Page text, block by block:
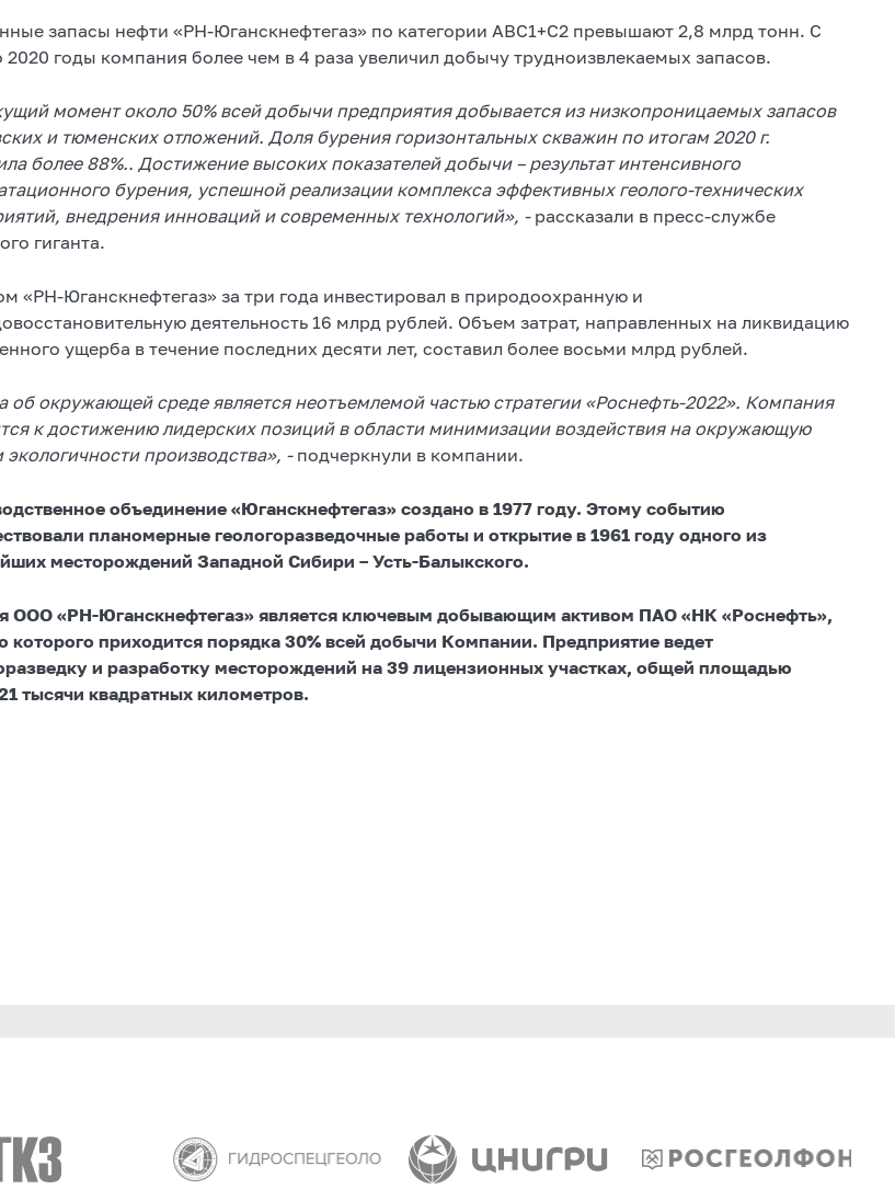
запасы нефти «РН-Юганскнефтегаз» по категории АВС1+С2 превышают 2,8 млрд тонн. С
2020 годы компания более чем в 4 раза увеличил добычу трудноизвлекаемых запасов.
момент около 50% всей добычи предприятия добывается из низкопроницаемых запасов
и тюменских отложений. Доля бурения горизонтальных скважин по итогам 2020 г.
более 88%.. Достижение высоких показателей добычи – результат интенсивного
бурения, успешной реализации комплекса эффективных геолого-технических
внедрения инноваций и современных технологий», -рассказали в пресс-службе
гиганта.
«РН-Юганскнефтегаз» за три года инвестировал в природоохранную и
деятельность 16 млрд рублей. Объем затрат, направленных на ликвидацию
ущерба в течение последних десяти лет, составил более восьми млрд рублей.
об окружающей среде является неотъемлемой частью стратегии «Роснефть-2022». Компания
к достижению лидерских позиций в области минимизации воздействия на окружающую
экологичности производства», - подчеркнули в компании.
объединение «Юганскнефтегаз» создано в 1977 году. Этому событию
планомерные геологоразведочные работы и открытие в 1961 году одного из
месторождений Западной Сибири – Усть-Балыкского.
ООО «РН-Юганскнефтегаз» является ключевым добывающим активом ПАО «НК «Роснефть»,
которого приходится порядка 30% всей добычи Компании. Предприятие ведет
и разработку месторождений на 39 лицензионных участках, общей площадью
тысячи квадратных километров.